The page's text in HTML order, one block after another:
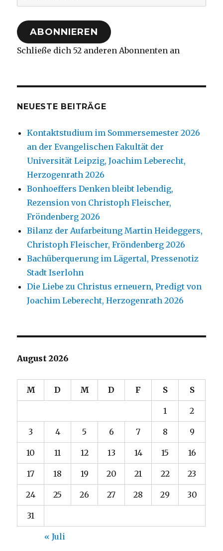
Mail-
Adresse
ABONNIEREN
Schließe dich 52 anderen Abonnenten an
NEUESTE BEITRÄGE
Kontaktstudium im Sommersemester 2026
an der Evangelischen Fakultät der
Universität Leipzig, Joachim Leberecht,
Herzogenrath 2026
Bonhoeffers Denken bleibt lebendig,
Rezension von Christoph Fleischer,
Fröndenberg 2026
Bilanz der Aufarbeitung Martin Heideggers,
Christoph Fleischer, Fröndenberg 2026
Bachüberquerung im Lägertal, Pressenotiz
Stadt Iserlohn
Die Liebe zu Christus erneuern, Predigt von
Joachim Leberecht, Herzogenrath 2026
August 2026
M D M D F S S
1 2
3 4 5 6 7 8 9
10 11 12 13 14 15 16
17 18 19 20 21 22 23
24 25 26 27 28 29 30
31
« Juli